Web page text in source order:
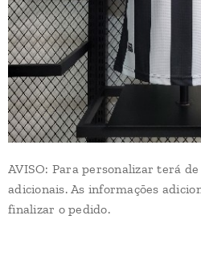
AVISO: Para personalizar terá
adicionais. As informações
finalizar o pedido.